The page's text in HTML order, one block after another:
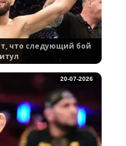
что следующий бой
20-07-2026